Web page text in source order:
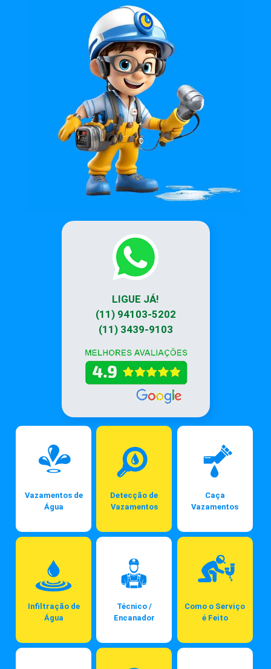
LIGUE JÁ!
(11) 94103-5202
(11) 3439-9103
Vazamentos de
Água
Detecção de
Vazamentos
Caça
Vazamentos
Infiltração de
Água
Técnico /
Encanador
Como o Serviço
é Feito